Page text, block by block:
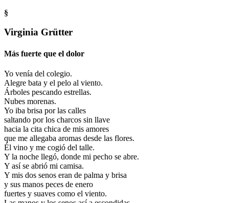
§
Virginia Grütter
Más fuerte que el dolor
Yo venía del colegio.
Alegre bata y el pelo al viento.
Árboles pescando estrellas.
Nubes morenas.
Yo iba brisa por las calles
saltando por los charcos sin llave
hacia la cita chica de mis amores
que me allegaba aromas desde las flores.
Él vino y me cogió del talle.
Y la noche llegó, donde mi pecho se abre.
Y así se abrió mi camisa.
Y mis dos senos eran de palma y brisa
y sus manos peces de enero
fuertes y suaves como el viento.